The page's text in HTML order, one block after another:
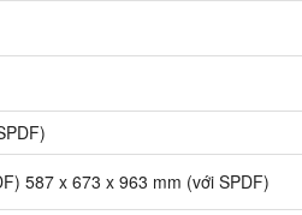
587 x 673 x 963 mm (với SPDF)